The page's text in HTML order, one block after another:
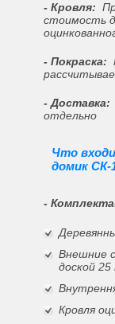
- Кровля:
стоимость
- Покраска:
- Доставка:
отдельно
Что
домик СК-
-
Внешние
доской
Кровля